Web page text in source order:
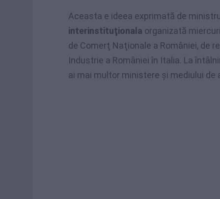
Aceasta e ideea exprimată de
interinstituţionala organizată
de Comerţ Naţionale a României, de
Industrie a României în Italia. La
ai mai multor ministere şi mediului de